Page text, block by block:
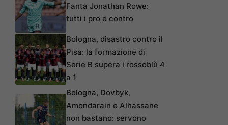
Fanta Jonathan Rowe:
tutti i pro e contro
Bologna, disastro contro il
Pisa: la formazione di
Serie B supera i rossoblù 4
a 1
Bologna, Dovbyk,
Amondarain e Alhassane
non bastano: servono